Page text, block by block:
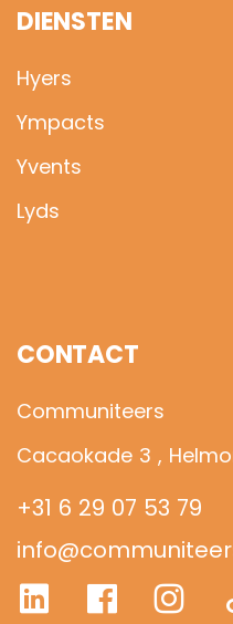
DIENSTEN
Hyers
Ympacts
Yvents
Lyds
CONTACT
Communiteers
Cacaokade 3 ,
+31 6 29 07 53 79